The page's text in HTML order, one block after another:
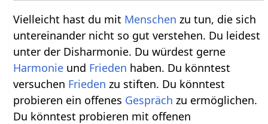
Vielleicht hast du mit Menschen zu tun, die sich
untereinander nicht so gut verstehen. Du leidest
unter der Disharmonie. Du würdest gerne
Harmonie und Frieden haben. Du könntest
versuchen Frieden zu stiften. Du könntest
probieren ein offenes Gespräch zu ermöglichen.
Du könntest probieren mit offenen